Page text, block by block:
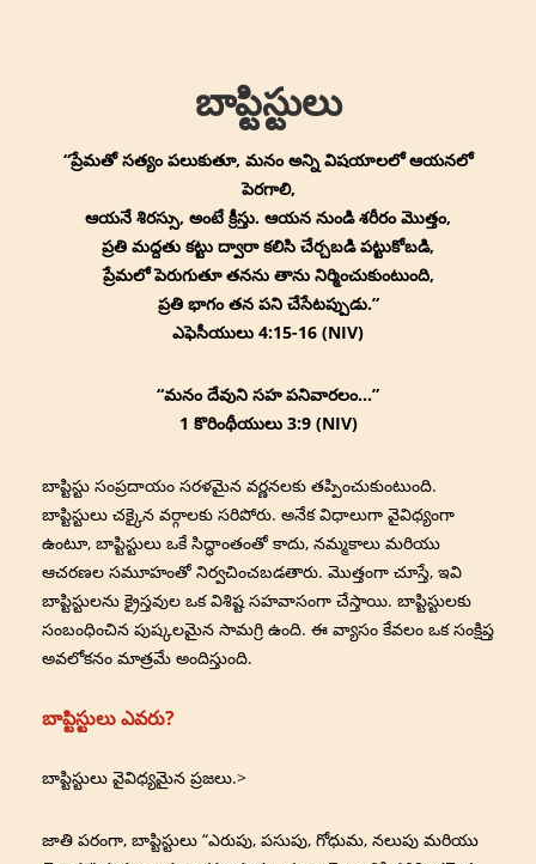
బాప్టిస్టులు
“ప్రేమతో సత్యం పలుకుతూ, మనం అన్ని విషయాలలో ఆయనలో
పెరగాలి,
ఆయనే శిరస్సు, అంటే క్రీస్తు. ఆయన నుండి శరీరం మొత్తం,
ప్రతి మద్దతు కట్టు ద్వారా కలిసి చేర్చబడి పట్టుకోబడి,
ప్రేమలో పెరుగుతూ తనను తాను నిర్మించుకుంటుంది,
ప్రతి భాగం తన పని చేసేటప్పుడు.”
ఎఫెసీయులు 4:15-16 (NIV)
“మనం దేవుని సహ పనివారలం…”
1 కొరింథీయులు 3:9 (NIV)
బాప్టిస్టు సంప్రదాయం సరళమైన వర్ణనలకు తప్పించుకుంటుంది.
బాప్టిస్టులు చక్కైన వర్గాలకు సరిపోరు. అనేక విధాలుగా వైవిధ్యంగా
ఉంటూ, బాప్టిస్టులు ఒకే సిద్ధాంతంతో కాదు, నమ్మకాలు మరియు
ఆచరణల సమూహంతో నిర్వచించబడతారు. మొత్తంగా చూస్తే, ఇవి
బాప్టిస్టులను క్రైస్తవుల ఒక విశిష్ట సహవాసంగా చేస్తాయి. బాప్టిస్టులకు
సంబంధించిన పుష్కలమైన సామగ్రి ఉంది. ఈ వ్యాసం కేవలం ఒక సంక్షిప్త
అవలోకనం మాత్రమే అందిస్తుంది.
బాప్టిస్టులు ఎవరు?
బాప్టిస్టులు వైవిధ్యమైన ప్రజలు.>
జాతి పరంగా, బాప్టిస్టులు “ఎరుపు, పసుపు, గోధుమ, నలుపు మరియు